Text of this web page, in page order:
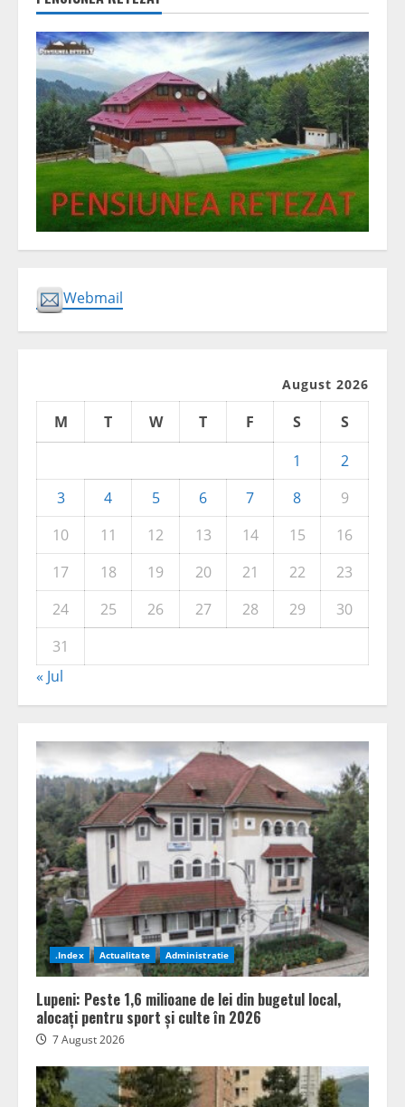
Webmail
August 2026
M T W T F S
S
1
2
3
4 5 6 7 8
9
10
11 12 13 14 15
16
17
18 19 20 21 22
23
24
25 26 27 28 29
30
31
« Jul
.Index Actualitate Administratie
Lupeni: Peste 1,6 milioane de lei din bugetul local,
alocați pentru sport și culte în 2026
7 August 2026